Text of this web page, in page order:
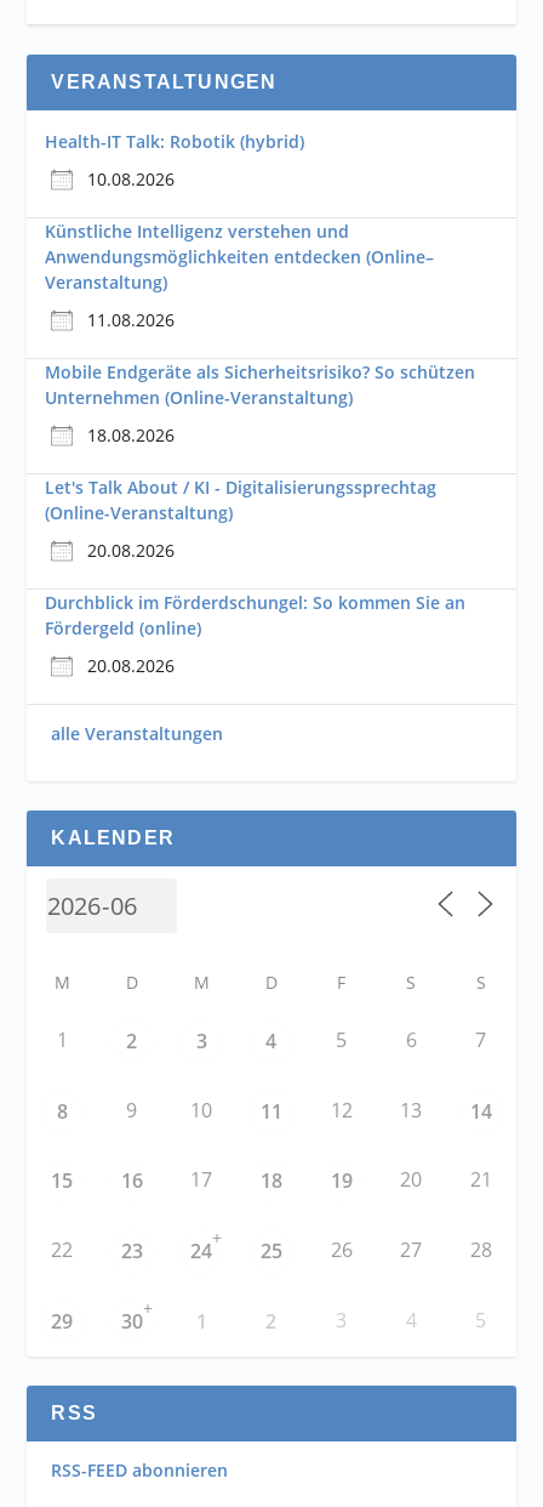
VERANSTALTUNGEN
Health-IT Talk: Robotik (hybrid)
10.08.2026
Künstliche Intelligenz verstehen und
Anwendungsmöglichkeiten entdecken (Online–
Veranstaltung)
11.08.2026
Mobile Endgeräte als Sicherheitsrisiko? So schützen
Unternehmen (Online-Veranstaltung)
18.08.2026
Let's Talk About / KI - Digitalisierungssprechtag
(Online-Veranstaltung)
20.08.2026
Durchblick im Förderdschungel: So kommen Sie an
Fördergeld (online)
20.08.2026
alle Veranstaltungen
KALENDER
M D M D F S S
1 2 3 4 5 6 7
8 9 10 11 12 13 14
15 16 17 18 19 20 21
22 23 24
+
25 26 27 28
29 30
+
1 2 3 4 5
RSS
RSS-FEED abonnieren